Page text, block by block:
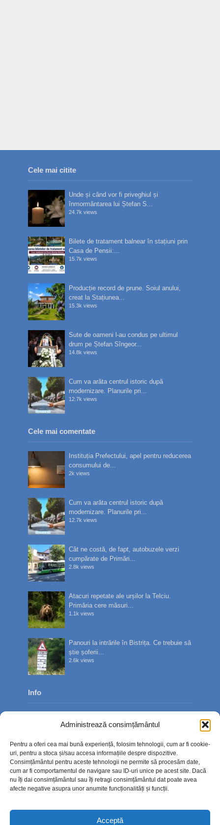
Administrează consimțământul
Pentru a oferi cea mai bună experiență, folosim tehnologii, cum ar fi cookie-
uri, pentru a stoca și/sau accesa informațiile despre dispozitive.
Consimțământul pentru aceste tehnologii ne permite să procesăm date,
cum ar fi comportamentul de navigare sau ID-uri unice pe acest site. Dacă
nu îți dai consimțământul sau îți retragi consimțământul dat poate avea
afecte negative asupra unor anumite funcționalități și funcții.
Acceptă
Cele mai citite
Unde și când vor fi priveghiul și
înmormântarea lui Ștefan S...
24.7k views
Bilete de tratament balnear în stațiuni prin
Casa de Pensii:...
15.7k views
Producție record de prune. Soiul anului,
creat la Stațiunea...
15.3k views
Sute de oameni l-au condus pe ultimul
drum pe Ștefan Sîngeor...
14.8k views
Cum va arăta centrul istoric după
modernizare. Planurile pri...
12.7k views
Cele mai comentate
Instituția Prefectului, apel pentru reducerea
consumului de...
2k views
Cum va arăta centrul istoric după
modernizare. Planurile pri...
12.7k views
Cât ne costă, de fapt, autobuzele verzi
cumpărate de Primări...
2.8k views
Atacuri repetate ale urșilor la Telciu.
Primăria cere măsuri...
1.1k views
Panouri la intrările în Bistrița. Ce trebuie să
știe șoferii...
2.6k views
Info
Contact
Politica de confidențialitate
Politică cookie-uri (UE)